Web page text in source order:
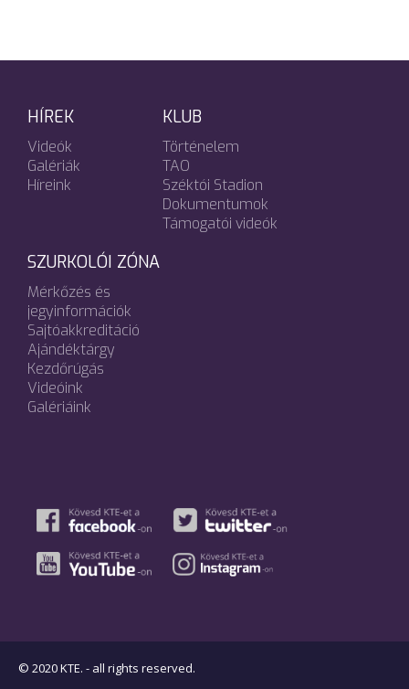
HÍREK
Videók
Galériák
Híreink
KLUB
Történelem
TAO
Széktói Stadion
Dokumentumok
Támogatói videók
SZURKOLÓI ZÓNA
Mérkőzés és
jegyinformációk
Sajtóakkreditáció
Ajándéktárgy
Kezdőrúgás
Videóink
Galériáink
© 2020 KTE. - all rights reserved.